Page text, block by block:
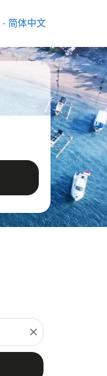
- 简体中文
close